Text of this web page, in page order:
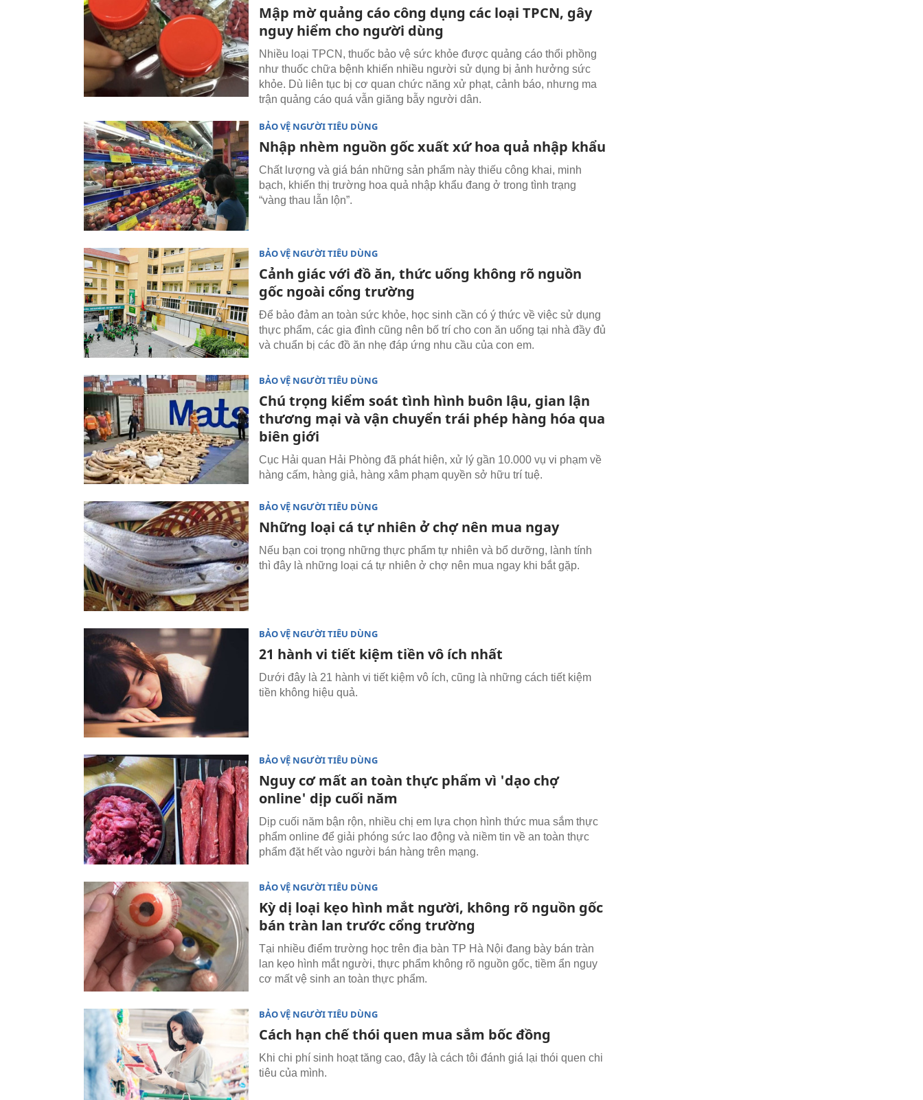
Mập mờ quảng cáo công dụng các loại TPCN, gây
nguy hiểm cho người dùng
Nhiều loại TPCN, thuốc bảo vệ sức khỏe được quảng cáo thổi phồng
như thuốc chữa bệnh khiến nhiều người sử dụng bị ảnh hưởng sức
khỏe. Dù liên tục bị cơ quan chức năng xử phạt, cảnh báo, nhưng ma
trận quảng cáo quá vẫn giăng bẫy người dân.
BẢO VỆ NGƯỜI TIÊU DÙNG
Nhập nhèm nguồn gốc xuất xứ hoa quả nhập khẩu
Chất lượng và giá bán những sản phẩm này thiếu công khai, minh
bạch, khiến thị trường hoa quả nhập khẩu đang ở trong tình trạng
“vàng thau lẫn lộn”.
BẢO VỆ NGƯỜI TIÊU DÙNG
Cảnh giác với đồ ăn, thức uống không rõ nguồn
gốc ngoài cổng trường
Để bảo đảm an toàn sức khỏe, học sinh cần có ý thức về việc sử dụng
thực phẩm, các gia đình cũng nên bố trí cho con ăn uống tại nhà đầy đủ
và chuẩn bị các đồ ăn nhẹ đáp ứng nhu cầu của con em.
BẢO VỆ NGƯỜI TIÊU DÙNG
Chú trọng kiểm soát tình hình buôn lậu, gian lận
thương mại và vận chuyển trái phép hàng hóa qua
biên giới
Cục Hải quan Hải Phòng đã phát hiện, xử lý gần 10.000 vụ vi phạm về
hàng cấm, hàng giả, hàng xâm phạm quyền sở hữu trí tuệ.
BẢO VỆ NGƯỜI TIÊU DÙNG
Những loại cá tự nhiên ở chợ nên mua ngay
Nếu bạn coi trọng những thực phẩm tự nhiên và bổ dưỡng, lành tính
thì đây là những loại cá tự nhiên ở chợ nên mua ngay khi bắt gặp.
BẢO VỆ NGƯỜI TIÊU DÙNG
21 hành vi tiết kiệm tiền vô ích nhất
Dưới đây là 21 hành vi tiết kiệm vô ích, cũng là những cách tiết kiệm
tiền không hiệu quả.
BẢO VỆ NGƯỜI TIÊU DÙNG
Nguy cơ mất an toàn thực phẩm vì 'dạo chợ
online' dịp cuối năm
Dịp cuối năm bận rộn, nhiều chị em lựa chọn hình thức mua sắm thực
phẩm online để giải phóng sức lao động và niềm tin về an toàn thực
phẩm đặt hết vào người bán hàng trên mạng.
BẢO VỆ NGƯỜI TIÊU DÙNG
Kỳ dị loại kẹo hình mắt người, không rõ nguồn gốc
bán tràn lan trước cổng trường
Tại nhiều điểm trường học trên địa bàn TP Hà Nội đang bày bán tràn
lan kẹo hình mắt người, thực phẩm không rõ nguồn gốc, tiềm ẩn nguy
cơ mất vệ sinh an toàn thực phẩm.
BẢO VỆ NGƯỜI TIÊU DÙNG
Cách hạn chế thói quen mua sắm bốc đồng
Khi chi phí sinh hoạt tăng cao, đây là cách tôi đánh giá lại thói quen chi
tiêu của mình.